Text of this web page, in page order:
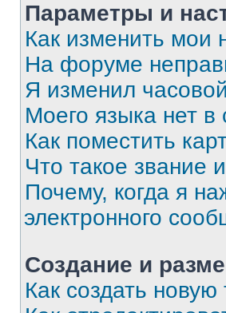
Параметры и
Как изменить мои
На форуме
Я изменил
Моего языка нет в
Как поместить
Что такое звание
Почему, когда я
электронного
Создание и
Как создать новую